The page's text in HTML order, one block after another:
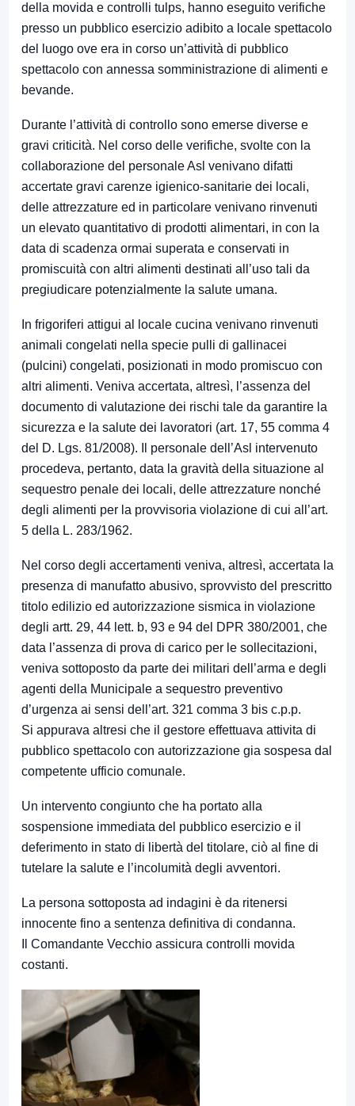
della movida e controlli tulps, hanno eseguito verifiche
presso un pubblico esercizio adibito a locale spettacolo
del luogo ove era in corso un’attività di pubblico
spettacolo con annessa somministrazione di alimenti e
bevande.
Durante l’attività di controllo sono emerse diverse e
gravi criticità. Nel corso delle verifiche, svolte con la
collaborazione del personale Asl venivano difatti
accertate gravi carenze igienico-sanitarie dei locali,
delle attrezzature ed in particolare venivano rinvenuti
un elevato quantitativo di prodotti alimentari, in con la
data di scadenza ormai superata e conservati in
promiscuità con altri alimenti destinati all’uso tali da
pregiudicare potenzialmente la salute umana.
In frigoriferi attigui al locale cucina venivano rinvenuti
animali congelati nella specie pulli di gallinacei
(pulcini) congelati, posizionati in modo promiscuo con
altri alimenti. Veniva accertata, altresì, l’assenza del
documento di valutazione dei rischi tale da garantire la
sicurezza e la salute dei lavoratori (art. 17, 55 comma 4
del D. Lgs. 81/2008). Il personale dell’Asl intervenuto
procedeva, pertanto, data la gravità della situazione al
sequestro penale dei locali, delle attrezzature nonché
degli alimenti per la provvisoria violazione di cui all’art.
5 della L. 283/1962.
Nel corso degli accertamenti veniva, altresì, accertata la
presenza di manufatto abusivo, sprovvisto del prescritto
titolo edilizio ed autorizzazione sismica in violazione
degli artt. 29, 44 lett. b, 93 e 94 del DPR 380/2001, che
data l’assenza di prova di carico per le sollecitazioni,
veniva sottoposto da parte dei militari dell’arma e degli
agenti della Municipale a sequestro preventivo
d’urgenza ai sensi dell’art. 321 comma 3 bis c.p.p.
Si appurava altresi che il gestore effettuava attivita di
pubblico spettacolo con autorizzazione gia sospesa dal
competente ufficio comunale.
Un intervento congiunto che ha portato alla
sospensione immediata del pubblico esercizio e il
deferimento in stato di libertà del titolare, ciò al fine di
tutelare la salute e l’incolumità degli avventori.
La persona sottoposta ad indagini è da ritenersi
innocente fino a sentenza definitiva di condanna.
Il Comandante Vecchio assicura controlli movida
costanti.